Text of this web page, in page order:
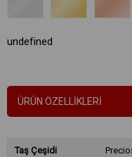
undefined
ÜRÜN ÖZELLIKLERI
Taş Çeşidi